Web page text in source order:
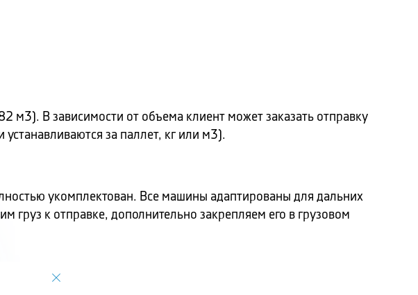
В зависимости от объема клиент может заказать отправку
за паллет, кг или м3).
укомплектован. Все машины адаптированы для дальних
к отправке, дополнительно закрепляем его в грузовом